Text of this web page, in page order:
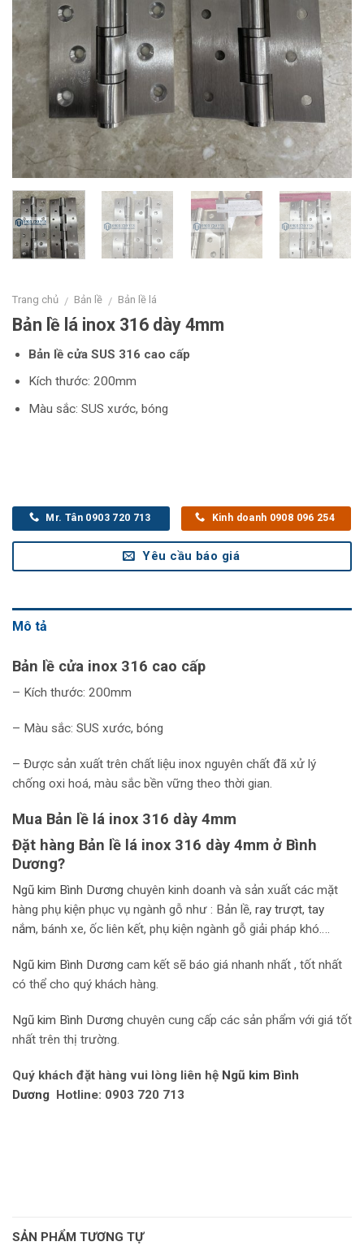
Trang chủ / Bản lề / Bản lề lá
Bản lề lá inox 316 dày 4mm
Bản lề cửa SUS 316 cao cấp
Kích thước: 200mm
Màu sắc: SUS xước, bóng
Mr. Tân 0903 720 713 Kinh doanh 0908 096 254
Yêu cầu báo giá
Mô tả
Bản lề cửa inox 316 cao cấp
– Kích thước: 200mm
– Màu sắc: SUS xước, bóng
– Được sản xuất trên chất liệu inox nguyên chất đã xử lý
chống oxi hoá, màu sắc bền vững theo thời gian.
Mua Bản lề lá inox 316 dày 4mm
Đặt hàng Bản lề lá inox 316 dày 4mm ở Bình
Dương?
Ngũ kim Bình Dương chuyên kinh doanh và sản xuất các mặt
hàng phụ kiện phục vụ ngành gỗ như : Bản lề, ray trượt, tay
nắm, bánh xe, ốc liên kết, phụ kiện ngành gỗ giải pháp khó….
Ngũ kim Bình Dương cam kết sẽ báo giá nhanh nhất , tốt nhất
có thể cho quý khách hàng.
Ngũ kim Bình Dương chuyên cung cấp các sản phẩm với giá tốt
nhất trên thị trường.
Quý khách đặt hàng vui lòng liên hệ Ngũ kim Bình
Dương
Hotline: 0903 720 713
SẢN PHẨM TƯƠNG TỰ